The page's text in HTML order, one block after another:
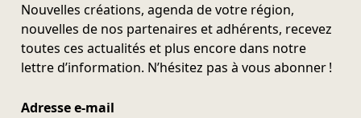
Nouvelles créations, agenda de votre région,
nouvelles de nos partenaires et adhérents, recevez
toutes ces actualités et plus encore dans notre
lettre d’information. N’hésitez pas à vous abonner !
Adresse e-mail